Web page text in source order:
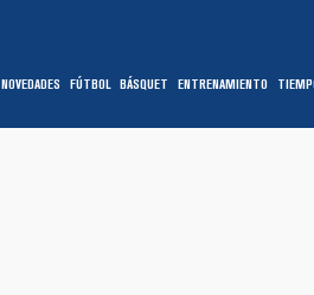
NOVEDADES FÚTBOL BÁSQUET ENTRENAMIENTO